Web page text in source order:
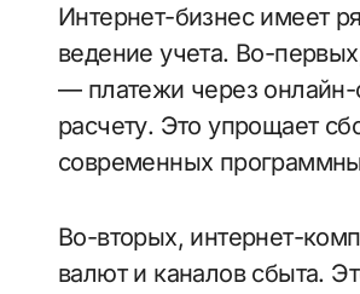
Интернет-бизнес имеет
ведение учета. Во-
— платежи через онлайн-
расчету. Это упрощает
современных
Во-вторых, интернет-
валют и каналов сбыта.